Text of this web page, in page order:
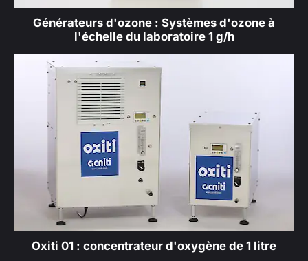
Générateurs d'ozone : Systèmes d'ozone à
l'échelle du laboratoire 1 g/h
Oxiti 01 : concentrateur d'oxygène de 1 litre